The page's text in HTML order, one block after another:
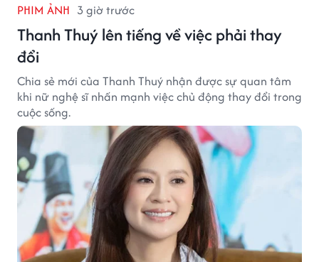
PHIM ẢNH 3 giờ trước
Thanh Thuý lên tiếng về việc phải thay
đổi
Chia sẻ mới của Thanh Thuý nhận được sự quan tâm
khi nữ nghệ sĩ nhấn mạnh việc chủ động thay đổi trong
cuộc sống.